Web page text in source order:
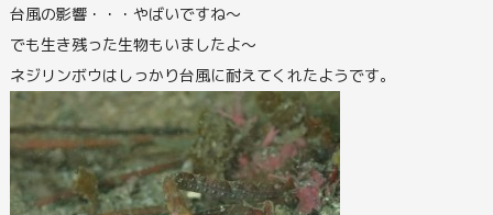
台風の影響・・・やばいですね～
でも生き残った生物もいましたよ～
ネジリンボウはしっかり台風に耐えてくれたようです。